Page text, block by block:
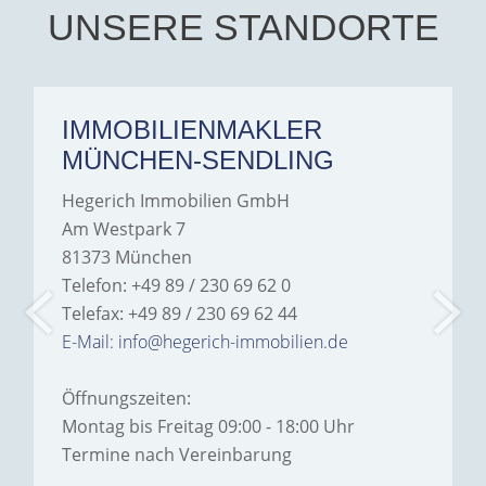
Hegerich Immobilien to
anyone looking for a home.
UNSERE STANDORTE
IMMOBILIENMAKLER
MÜNCHEN-SENDLING
Hegerich Immobilien GmbH
Am Westpark 7
81373 München
Telefon: +49 89 / 230 69 62 0
Telefax: +49 89 / 230 69 62 44
E-Mail: info@hegerich-immobilien.de
Öffnungszeiten:
Montag bis Freitag 09:00 - 18:00 Uhr
Termine nach Vereinbarung